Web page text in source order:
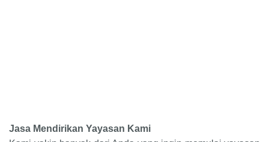
Jasa Mendirikan Yayasan Kami